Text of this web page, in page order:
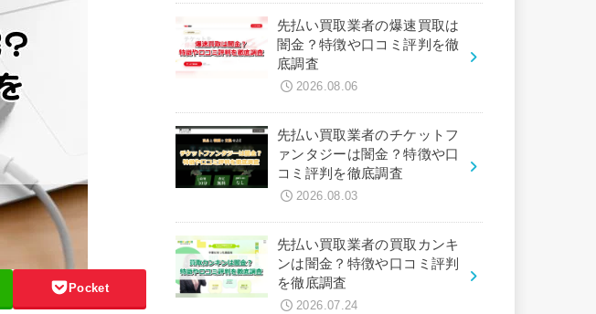
Pocket
先払い買取業者の爆速買取は
闇金？特徴や口コミ評判を徹
底調査
2026.08.06
先払い買取業者のチケットフ
ァンタジーは闇金？特徴や口
コミ評判を徹底調査
2026.08.03
先払い買取業者の買取カンキ
ンは闇金？特徴や口コミ評判
を徹底調査
2026.07.24